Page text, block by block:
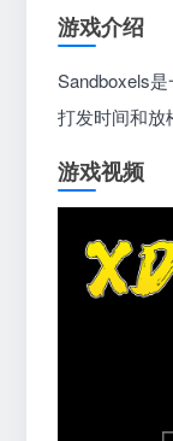
游戏介绍
Sandboxels
打发时间和放
游戏视频